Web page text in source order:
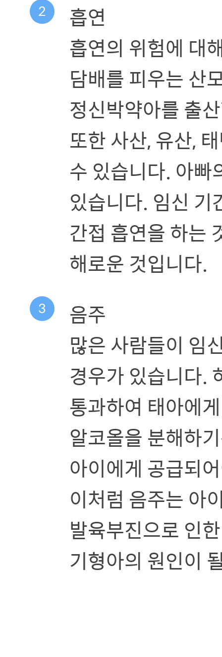
2
흡연
흡연의 위험에 대
담배를 피우는 산
정신박약아를 출
또한 사산, 유산,
수 있습니다. 아빠
있습니다. 임신 기
간접 흡연을 하는
해로운 것입니다.
3
음주
많은 사람들이 임
경우가 있습니다.
통과하여 태아에
알코올을 분해하
아이에게 공급되
이처럼 음주는 아
발육부진으로 인
기형아의 원인이